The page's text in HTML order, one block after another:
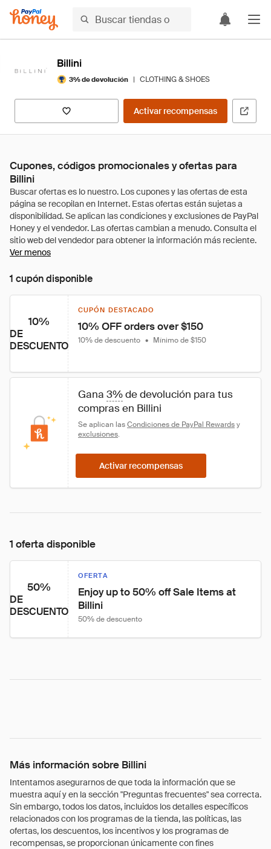
Billini
3% de devolución | CLOTHING & SHOES
Activar recompensas
Cupones, códigos promocionales y ofertas para
Billini
Ver menos
1 cupón disponible
10%
DE
DESCUENTO
CUPÓN DESTACADO
10% OFF orders over $150
10% de descuento • Mínimo de $150
Gana 3% de devolución para tus
compras en Billini
Se aplican las Condiciones de PayPal Rewards y
exclusiones.
Activar recompensas
1 oferta disponible
50%
DE
DESCUENTO
OFERTA
Enjoy up to 50% off Sale Items at
Billini
50% de descuento
Más información sobre Billini
Intentamos asegurarnos de que toda la información que se
muestra aquí y en la sección "Preguntas frecuentes" sea correcta.
Sin embargo, todos los datos, incluidos los detalles específicos
relacionados con los programas de la tienda, las políticas, las
ofertas, los descuentos, los incentivos y los programas de
recompensas, se proporcionan únicamente con fines